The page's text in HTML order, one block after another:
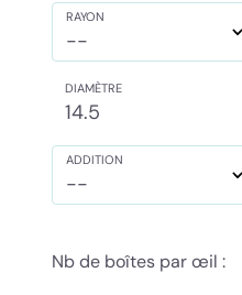
RAYON
--
DIAMÈTRE
14.5
ADDITION
--
Nb de boîtes par œil :